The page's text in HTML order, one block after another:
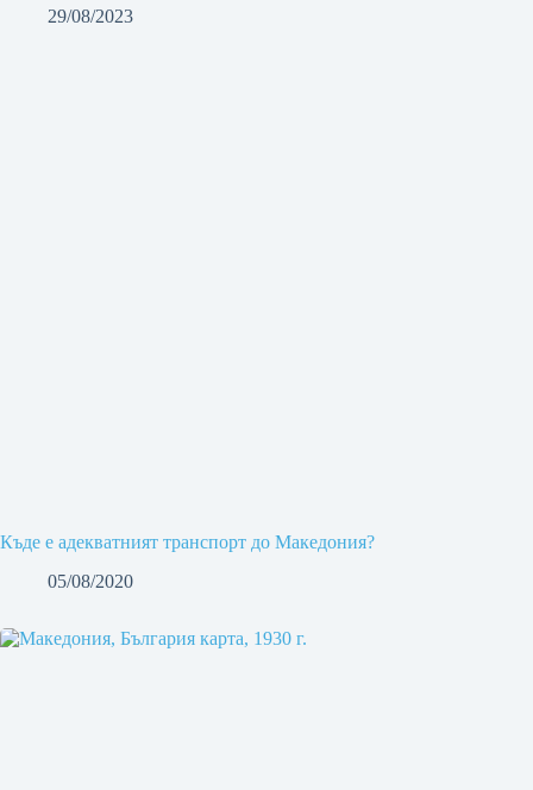
29/08/2023
Къде е адекватният транспорт до Македония?
05/08/2020